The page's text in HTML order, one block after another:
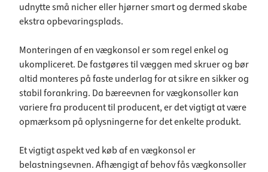
udnytte små nicher eller hjørner smart og dermed skabe
ekstra opbevaringsplads.
Monteringen af en vægkonsol er som regel enkel og
ukompliceret. De fastgøres til væggen med skruer og bør
altid monteres på faste underlag for at sikre en sikker og
stabil forankring. Da bæreevnen for vægkonsoller kan
variere fra producent til producent, er det vigtigt at være
opmærksom på oplysningerne for det enkelte produkt.
Et vigtigt aspekt ved køb af en vægkonsol er
belastningsevnen. Afhængigt af behov fås vægkonsoller